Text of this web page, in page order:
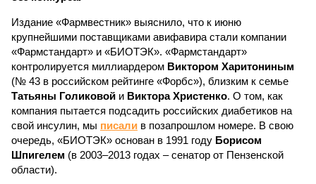
Издание «Фармвестник» выяснило, что к июню
крупнейшими поставщиками авифавира стали компании
«Фармстандарт» и «БИОТЭК». «Фармстандарт»
контролируется миллиардером Виктором Харитониным
(№ 43 в российском рейтинге «Форбс»), близким к семье
Татьяны Голиковой и Виктора Христенко. О том, как
компания пытается подсадить российских диабетиков на
свой инсулин, мы писали в позапрошлом номере. В свою
очередь, «БИОТЭК» основан в 1991 году Борисом
Шпигелем (в 2003–2013 годах – сенатор от Пензенской
области).